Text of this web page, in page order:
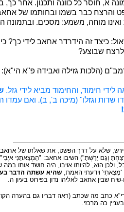
א, חוסר כל כוונה ותכנון. אחר
והרצח כבר בשמו ובחותמו של
מוחה, משמע: מסכים.
כיצד זה הידרדר אחאב לידי
שבוצע?
(הלכות גזילה ואבידה פ"א הי"א):
לידי חימוד, והחימוד מביא לידי גזל.
שדות וגזלו" (מיכה ב', ב). ואם עמדו
שלא על דרך הפשט, את שאלתו של
וְגַם יָרָשְׁתָּ") השיבו אחאב: "הַמְצָאתַנִי איְבִי"
ולכן הוא, להיותו אויבו, היה חושד אותו
'מָצָאתִי' וידעתי האמת, שהיא עשתה הדבר
שיח שבין אחאב לאליהו נדון בפירוט בעיון ה.
כתב מה שכתב (ראה דבריו גם בהערה
כה מרכזי.